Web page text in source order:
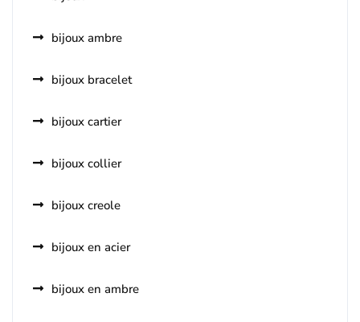
bijoux ambre
bijoux bracelet
bijoux cartier
bijoux collier
bijoux creole
bijoux en acier
bijoux en ambre